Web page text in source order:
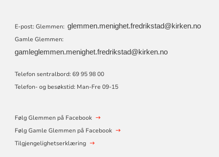
E-post: Glemmen: glemmen.menighet.fredrikstad@kirken.no
Gamle Glemmen:
gamleglemmen.menighet.fredrikstad@kirken.no
Telefon sentralbord: 69 95 98 00
Telefon- og besøkstid: Man-Fre 09-15
Følg Glemmen på Facebook
Følg Gamle Glemmen på Facebook
Tilgjengelighetserklæring